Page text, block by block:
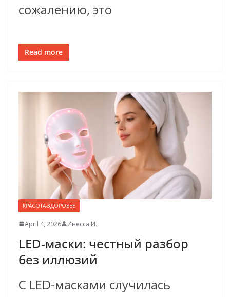
сожалению, это
Read more
КРАСОТА-ЗДОРОВЬЕ
April 4, 2026 Инесса И.
LED-маски: честный разбор
без иллюзий
С LED-масками случилась